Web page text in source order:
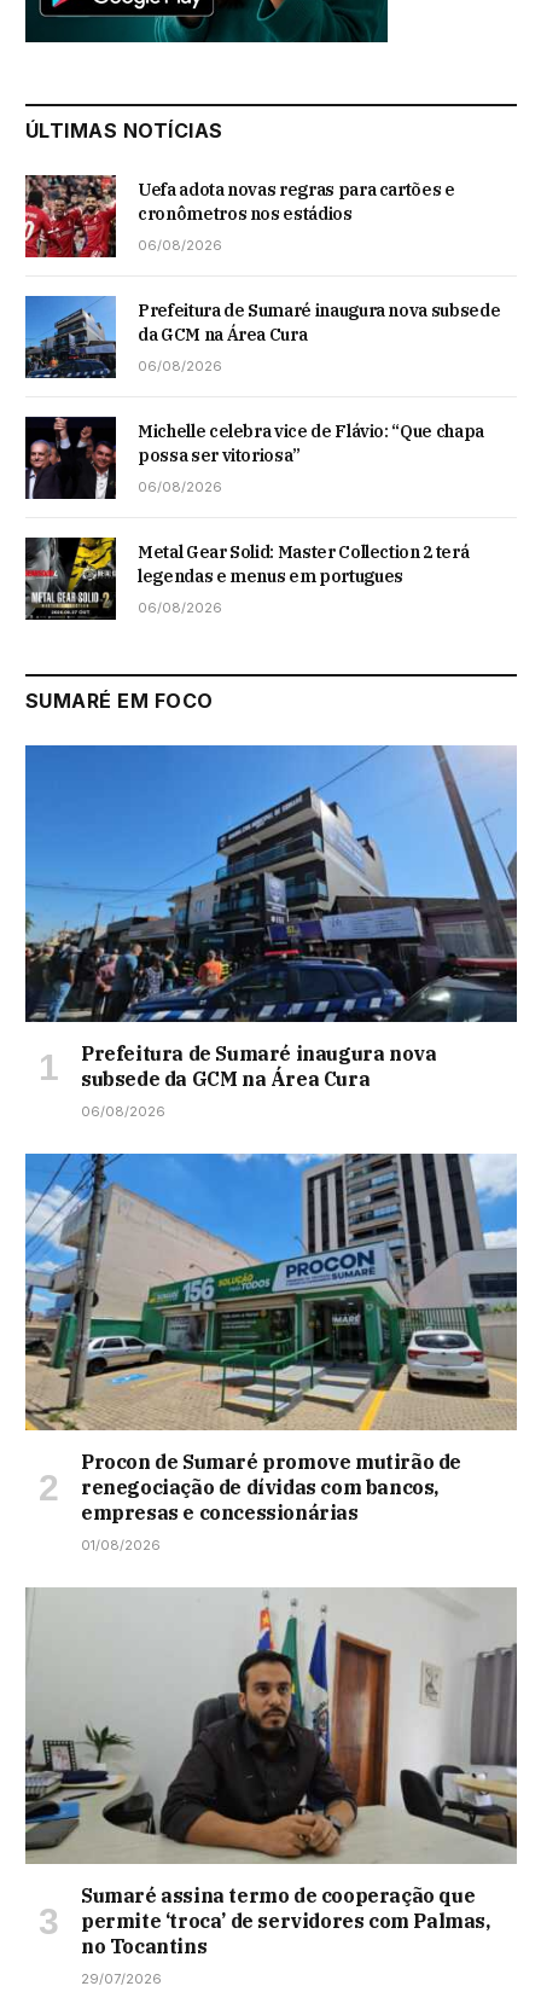
ÚLTIMAS NOTÍCIAS
Uefa adota novas regras para cartões e
cronômetros nos estádios
06/08/2026
Prefeitura de Sumaré inaugura nova subsede
da GCM na Área Cura
06/08/2026
Michelle celebra vice de Flávio: “Que chapa
possa ser vitoriosa”
06/08/2026
Metal Gear Solid: Master Collection 2 terá
legendas e menus em portugues
06/08/2026
SUMARÉ EM FOCO
Prefeitura de Sumaré inaugura nova
subsede da GCM na Área Cura
06/08/2026
Procon de Sumaré promove mutirão de
renegociação de dívidas com bancos,
empresas e concessionárias
01/08/2026
Sumaré assina termo de cooperação que
permite ‘troca’ de servidores com Palmas,
no Tocantins
29/07/2026